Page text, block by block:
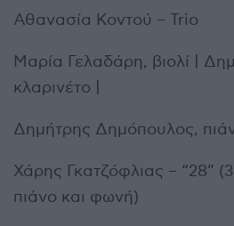
Αθανασία Κοντού – Trio
Μαρία Γελαδάρη, βιολί |
κλαρινέτο |
Δημήτρης Δημόπουλος,
Χάρης Γκατζόφλιας – “28”
πιάνο και φωνή)